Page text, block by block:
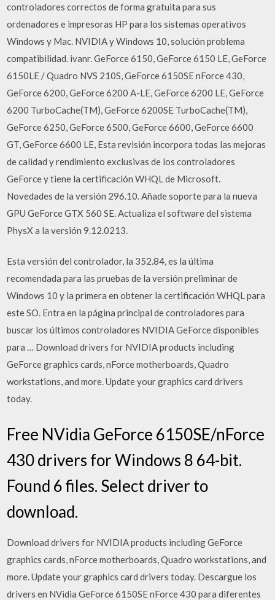
controladores correctos de forma gratuita para sus
ordenadores e impresoras HP para los sistemas operativos
Windows y Mac. NVIDIA y Windows 10, solución problema
compatibilidad. ivanr. GeForce 6150, GeForce 6150 LE, GeForce
6150LE / Quadro NVS 210S, GeForce 6150SE nForce 430,
GeForce 6200, GeForce 6200 A-LE, GeForce 6200 LE, GeForce
6200 TurboCache(TM), GeForce 6200SE TurboCache(TM),
GeForce 6250, GeForce 6500, GeForce 6600, GeForce 6600
GT, GeForce 6600 LE, Esta revisión incorpora todas las mejoras
de calidad y rendimiento exclusivas de los controladores
GeForce y tiene la certificación WHQL de Microsoft.
Novedades de la versión 296.10. Añade soporte para la nueva
GPU GeForce GTX 560 SE. Actualiza el software del sistema
PhysX a la versión 9.12.0213.
Esta versión del controlador, la 352.84, es la última
recomendada para las pruebas de la versión preliminar de
Windows 10 y la primera en obtener la certificación WHQL para
este SO. Entra en la página principal de controladores para
buscar los últimos controladores NVIDIA GeForce disponibles
para … Download drivers for NVIDIA products including
GeForce graphics cards, nForce motherboards, Quadro
workstations, and more. Update your graphics card drivers
today.
Free NVidia GeForce 6150SE/nForce
430 drivers for Windows 8 64-bit.
Found 6 files. Select driver to
download.
Download drivers for NVIDIA products including GeForce
graphics cards, nForce motherboards, Quadro workstations, and
more. Update your graphics card drivers today. Descargue los
drivers en NVidia GeForce 6150SE nForce 430 para diferentes